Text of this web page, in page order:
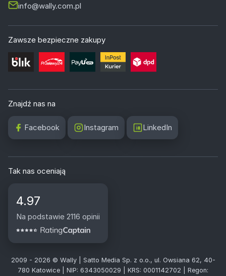
info@wally.com.pl
Zawsze bezpieczne zakupy
Znajdź nas na
Facebook Instagram LinkedIn
Tak nas oceniają
4.97
Na podstawie 2116 opinii
2009 - 2026 © Wally | Satto Media Sp. z o.o., ul. Owsiana 62, 40-
780 Katowice | NIP: 6343050029 | KRS: 0001142702 | Regon: